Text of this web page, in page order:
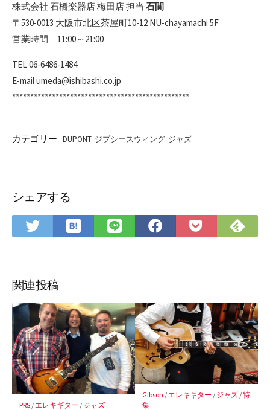
株式会社 石橋楽器店 梅田店 担当 石間
〒530-0013 大阪市北区茶屋町10-12 NU-chayamachi 5F
営業時間 11:00～21:00
TEL 06-6486-1484
E-mail umeda@ishibashi.co.jp
*************************************************
カテゴリー: DUPONT ジプシースウィング ジャズ
シェアする
Twitter
で
ア
は
て
マ
ー
ク
に
保
存
LINE
で
Facebook
で
Pocket
に
で
関連投稿
PRS/ エレキギター / ジャズ
Gibson / エレキギター / ジャズ/特
集